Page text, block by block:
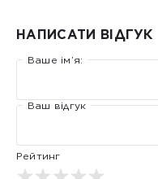
НАПИСАТИ ВІДГУК
Ваше ім’я:
Ваш відгук
Рейтинг